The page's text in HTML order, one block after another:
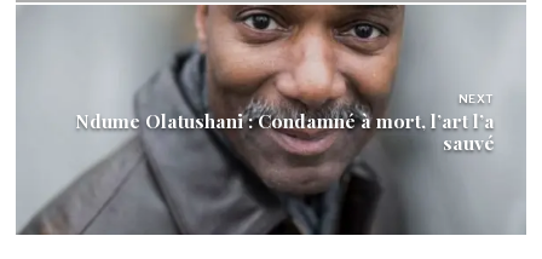
NEXT
Ndume Olatushani : Condamné à mort, l’art l’a
sauvé